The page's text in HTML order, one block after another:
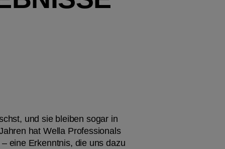
und sie bleiben sogar in
hat Wella Professionals
eine Erkenntnis, die uns dazu